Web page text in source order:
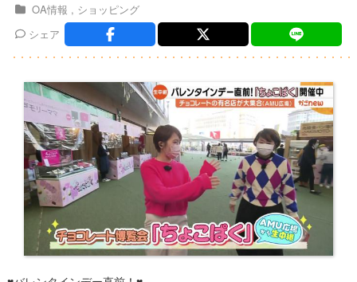
OA情報
ショッピング
シェア